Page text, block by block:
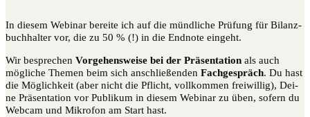
In die­sem Web­i­nar berei­te ich auf die münd­li­che Prü­fung für Bilanz­
buch­hal­ter vor, die zu 50 % (!) in die End­no­te eingeht.
Wir bespre­chen Vor­ge­hens­wei­se bei der Prä­sen­ta­ti­on als auch
mög­li­che The­men beim sich anschlie­ßen­den Fach­ge­spräch. Du hast
die Mög­lich­keit (aber nicht die Pflicht, voll­kom­men frei­wil­lig), Dei­
ne Prä­sen­ta­ti­on vor Publi­kum in die­sem Web­i­nar zu üben, sofern du
Web­cam und Mikro­fon am Start hast.